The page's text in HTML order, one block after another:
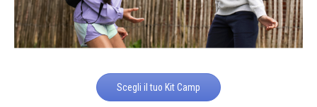
Scegli il tuo Kit Camp